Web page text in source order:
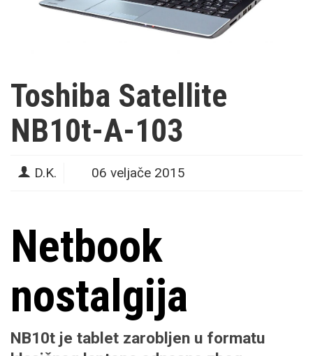
Toshiba Satellite
NB10t-A-103
D.K. 06 veljače 2015
Netbook
nostalgija
NB10t je tablet zarobljen u formatu